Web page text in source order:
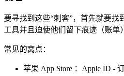
要寻找到这些“刺客”，首先就要找
工具并且迫使他们留下痕迹（账单
常见的窝点：
苹果 App Store ：Apple ID -